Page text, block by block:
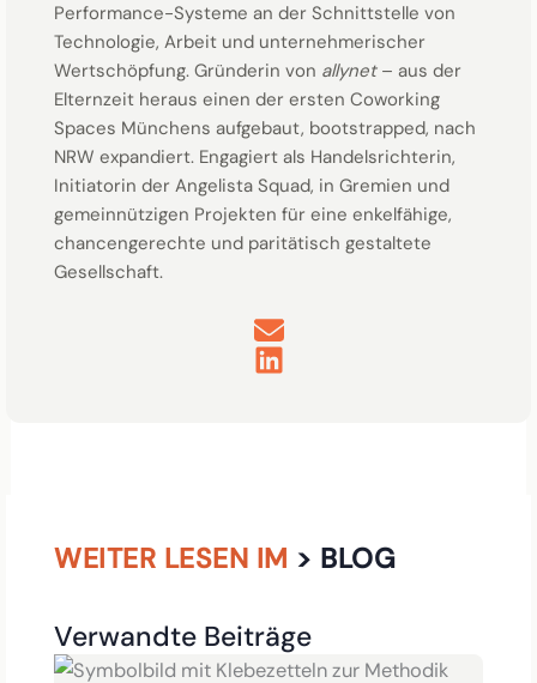
Performance-Systeme an der Schnittstelle von
Technologie, Arbeit und unternehmerischer
Wertschöpfung. Gründerin von allynet– aus der
Elternzeit heraus einen der ersten Coworking
Spaces Münchens aufgebaut, bootstrapped, nach
NRW expandiert. Engagiert als Handelsrichterin,
Initiatorin der Angelista Squad, in Gremien und
gemeinnützigen Projekten für eine enkelfähige,
chancengerechte und paritätisch gestaltete
Gesellschaft.
WEITER LESEN IM > BLOG
Verwandte Beiträge